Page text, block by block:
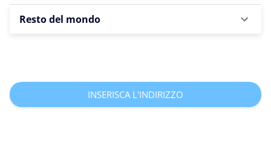
Resto del mondo
INSERISCA L'INDIRIZZO